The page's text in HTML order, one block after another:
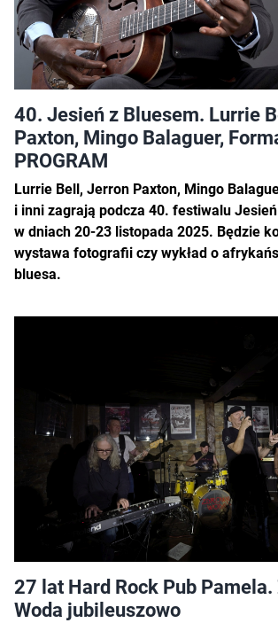
40. Jesień z Bluesem. Lurrie
Paxton, Mingo Balaguer,
PROGRAM
Lurrie Bell, Jerron Paxton, Mingo
i inni zagrają podcza 40. festiwalu
w dniach 20-23 listopada 2025. Będzie
wystawa fotografii czy wykład o
bluesa.
27 lat Hard Rock Pub Pamela.
Woda jubileuszowo